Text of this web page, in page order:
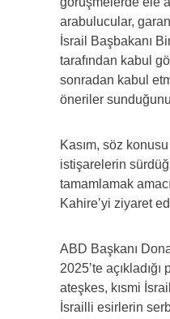
arabulucular,
İsrail Başbakanı
tarafından kabul
sonradan kabul
öneriler
Kasım, söz
istişarelerin
tamamlamak
Kahire’yi ziyaret
ABD Başkanı
2025’te
ateşkes, kısmi
İsrailli esirlerin